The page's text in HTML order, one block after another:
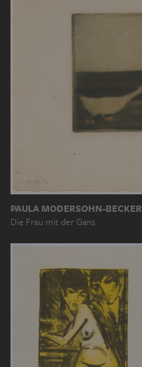
PAULA MODERSOHN-BECKER
Die Frau mit der Gans